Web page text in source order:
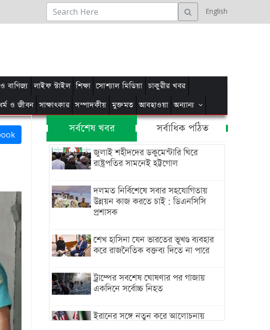
English
বাণিজ্য লাইফ স্টাইল শিক্ষা সোশ্যাল মিডিয়া চাকুরীর খবর
ও জীবন সাক্ষাৎকার সম্পাদকীয় মুক্তমত আবহাওয়া অন্যান্য
সর্বশেষ খবর সর্বাধিক পঠিত
জুলাই শহীদদের ডকুমেন্টারি ঘিরে
রাষ্ট্রপতির সামনেই হট্টগোল
দলমত নির্বিশেষে সবার সহযোগিতায়
উন্নয়ন কাজ করতে চাই : ডিএনসিসি
প্রশাসক
শেখ হাসিনা যেন ভারতের ভূখণ্ড ব্যবহার
করে রাজনৈতিক বক্তব্য দিতে না পারে
ট্রাম্পের সবশেষ ঘোষণার পর গাজায়
একদিনে সর্বোচ্চ নিহত
ইরানের সঙ্গে নতুন করে আলোচনায়